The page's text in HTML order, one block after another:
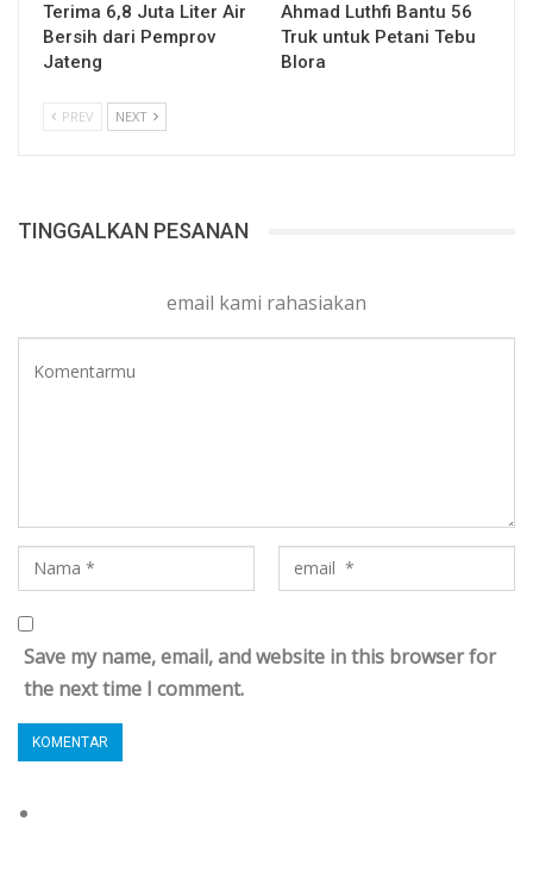
Terima 6,8 Juta Liter Air
Bersih dari Pemprov
Jateng
Ahmad Luthfi Bantu 56
Truk untuk Petani Tebu
Blora
PREV NEXT
TINGGALKAN PESANAN
email kami rahasiakan
Save my name, email, and website in this browser for
the next time I comment.